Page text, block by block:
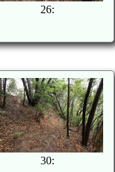
26:
30: